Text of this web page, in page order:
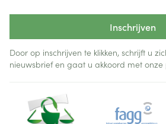
Inschrijven
Door op inschrijven te klikken, schrijft u
nieuwsbrief en gaat u akkoord met onze